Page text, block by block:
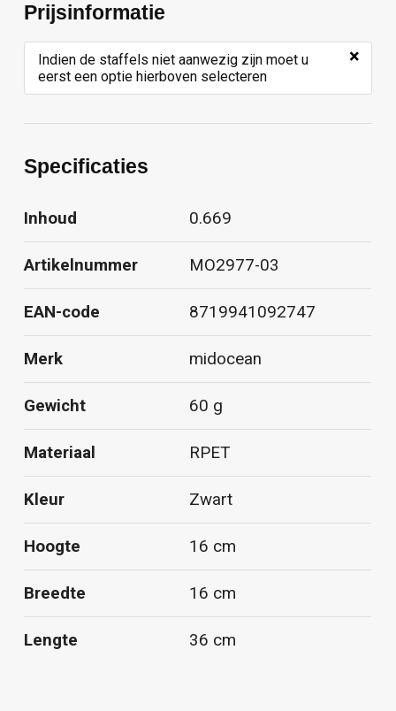
Prijsinformatie
Indien de staffels niet aanwezig zijn moet u
eerst een optie hierboven selecteren
×
Specificaties
Inhoud 0.669
Artikelnummer MO2977-03
EAN-code 8719941092747
Merk midocean
Gewicht 60 g
Materiaal RPET
Kleur Zwart
Hoogte 16 cm
Breedte 16 cm
Lengte 36 cm